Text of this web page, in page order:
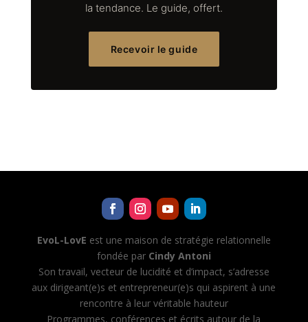
la tendance. Le guide, offert.
Recevoir le guide
EvoL-LovE est une maison de stratégie relationnelle
fondée par Cindy Antoni
Son travail, vecteur de lucidité et d’impact, s’adresse
aux dirigeant(e)s et entrepreneur(e)s qui aspirent à une
rencontre à leur véritable hauteur
Programmes, conférences et écrits autour de la